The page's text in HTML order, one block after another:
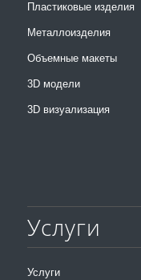
Пластиковые изделия
Металлоизделия
Объемные макеты
3D модели
3D визуализация
Услуги
Услуги